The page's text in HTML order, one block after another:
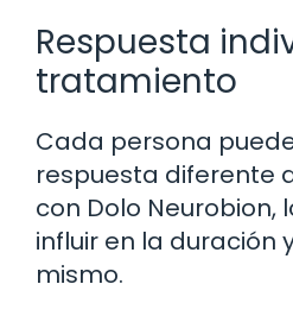
Respuesta
tratamiento
Cada persona
respuesta diferente
con Dolo Neurobion,
influir en la duración
mismo.